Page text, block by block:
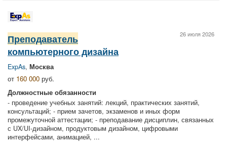
26 июля 2026
Преподаватель
компьютерного дизайна
ExpAs, Москва
от 160 000 руб.
Должностные обязанности
- проведение учебных занятий: лекций, практических занятий,
консультаций; - прием зачетов, экзаменов и иных форм
промежуточной аттестации; - преподавание дисциплин, связанных
с UX/UI-дизайном, продуктовым дизайном, цифровыми
интерфейсами, анимацией, ...